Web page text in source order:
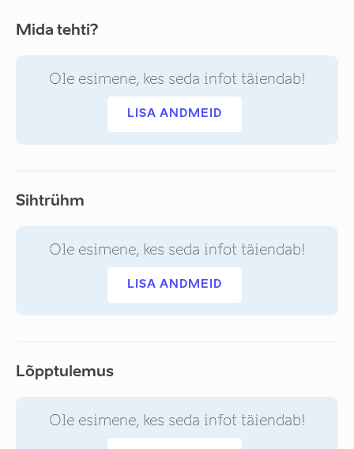
Mida tehti?
Ole esimene, kes seda infot täiendab!
LISA ANDMEID
Sihtrühm
Ole esimene, kes seda infot täiendab!
LISA ANDMEID
Lõpptulemus
Ole esimene, kes seda infot täiendab!